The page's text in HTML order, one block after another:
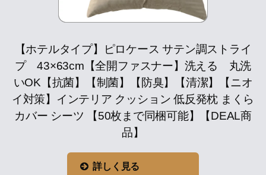
【ホテルタイプ】ピロケース サテン調ストライ
プ 43×63cm【全開ファスナー】洗える 丸洗
いOK【抗菌】【制菌】【防臭】【清潔】【ニオ
イ対策】インテリア クッション 低反発枕 まくら
カバー シーツ 【50枚まで同梱可能】【DEAL商
品】
詳しく見る